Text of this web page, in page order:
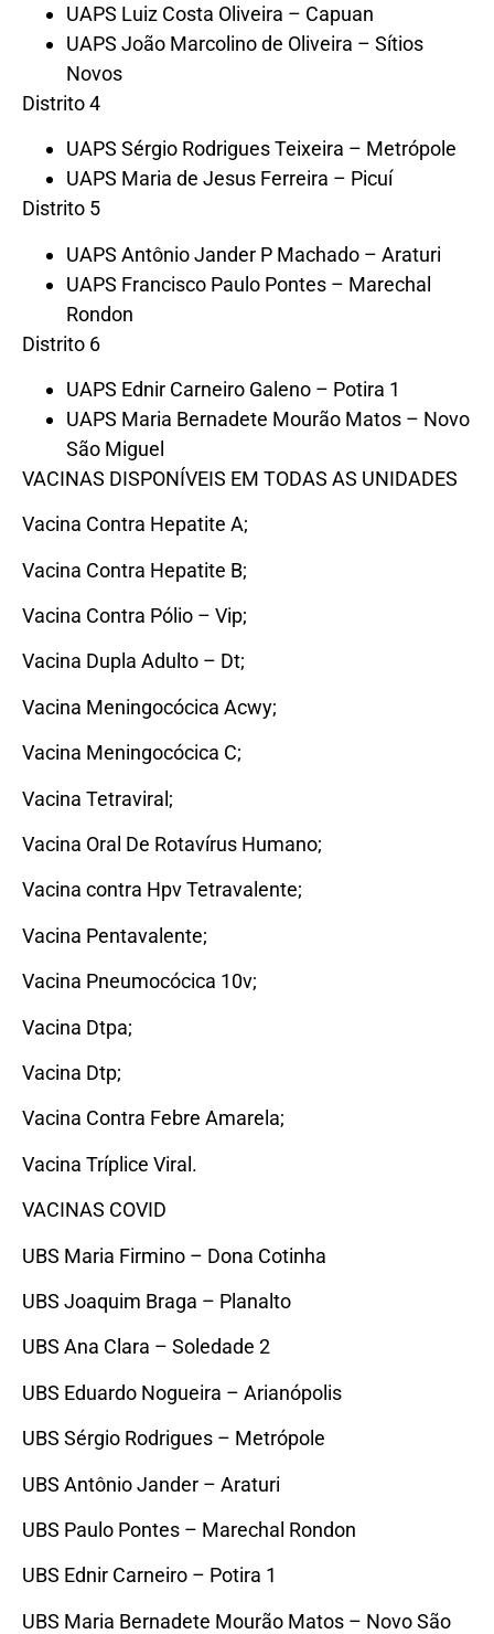
UAPS Luiz Costa Oliveira – Capuan
UAPS João Marcolino de Oliveira – Sítios
Novos
Distrito 4
UAPS Sérgio Rodrigues Teixeira – Metrópole
UAPS Maria de Jesus Ferreira – Picuí
Distrito 5
UAPS Antônio Jander P Machado – Araturi
UAPS Francisco Paulo Pontes – Marechal
Rondon
Distrito 6
UAPS Ednir Carneiro Galeno – Potira 1
UAPS Maria Bernadete Mourão Matos – Novo
São Miguel
VACINAS DISPONÍVEIS EM TODAS AS UNIDADES
Vacina Contra Hepatite A;
Vacina Contra Hepatite B;
Vacina Contra Pólio – Vip;
Vacina Dupla Adulto – Dt;
Vacina Meningocócica Acwy;
Vacina Meningocócica C;
Vacina Tetraviral;
Vacina Oral De Rotavírus Humano;
Vacina contra Hpv Tetravalente;
Vacina Pentavalente;
Vacina Pneumocócica 10v;
Vacina Dtpa;
Vacina Dtp;
Vacina Contra Febre Amarela;
Vacina Tríplice Viral.
VACINAS COVID
UBS Maria Firmino – Dona Cotinha
UBS Joaquim Braga – Planalto
UBS Ana Clara – Soledade 2
UBS Eduardo Nogueira – Arianópolis
UBS Sérgio Rodrigues – Metrópole
UBS Antônio Jander – Araturi
UBS Paulo Pontes – Marechal Rondon
UBS Ednir Carneiro – Potira 1
UBS Maria Bernadete Mourão Matos – Novo São